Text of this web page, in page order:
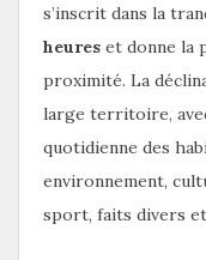
s’inscrit dans la
heures et donne la
proximité. La
large territoire,
quotidienne des
environnement,
sport, faits divers